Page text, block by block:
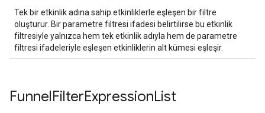
Tek bir etkinlik adına sahip etkinliklerle eşleşen bir filtre
oluşturur. Bir parametre filtresi ifadesi belirtilirse bu etkinlik
filtresiyle yalnızca hem tek etkinlik adıyla hem de parametre
filtresi ifadeleriyle eşleşen etkinliklerin alt kümesi eşleşir.
FunnelFilterExpressionList